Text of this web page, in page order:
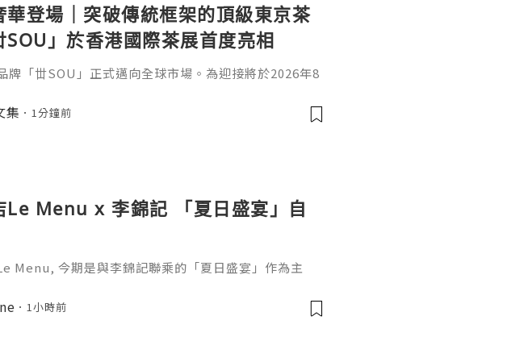
華登場｜突破傳統框架的頂級東京茶
SOU」於香港國際茶展首度亮相
牌「丗SOU」正式邁向全球市場。為迎接將於2026年8
香港餐廳「鮨政 Black」舉辦一場僅限一晚的茶品搭配
集 1分鐘前
Le Menu x 李錦記 「夏日盛宴」自
Menu, 今期是與李錦記聯乘的「夏日盛宴」作為主
出特色菜式，將李錦記經典醬料融入中西美食中，好有
不同優惠，性價比超高!
1小時前